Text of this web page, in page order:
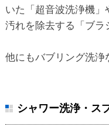
いた「超音波洗浄機
汚れを除去する「ブラ
他にもバブリング洗浄
シャワー洗浄・ス